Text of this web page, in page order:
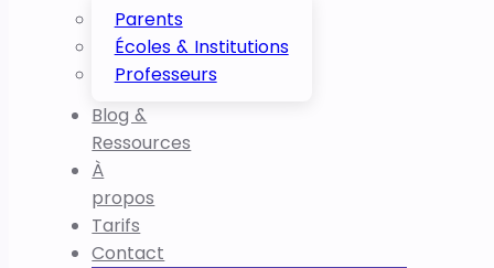
Parents
Écoles & Institutions
Professeurs
Blog &
Ressources
À
propos
Tarifs
Contact